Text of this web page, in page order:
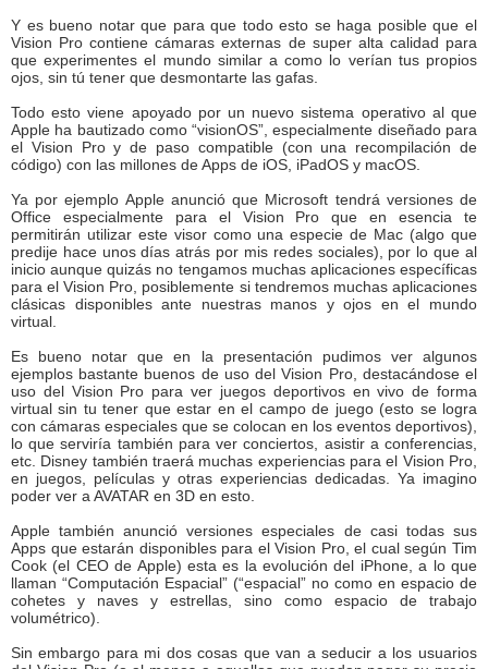
Y es bueno notar que para que todo esto se haga posible que el
Vision Pro contiene cámaras externas de super alta calidad para
que experimentes el mundo similar a como lo verían tus propios
ojos, sin tú tener que desmontarte las gafas.
Todo esto viene apoyado por un nuevo sistema operativo al que
Apple ha bautizado como “visionOS”, especialmente diseñado para
el Vision Pro y de paso compatible (con una recompilación de
código) con las millones de Apps de iOS, iPadOS y macOS.
Ya por ejemplo Apple anunció que Microsoft tendrá versiones de
Office especialmente para el Vision Pro que en esencia te
permitirán utilizar este visor como una especie de Mac (algo que
predije hace unos días atrás por mis redes sociales), por lo que al
inicio aunque quizás no tengamos muchas aplicaciones específicas
para el Vision Pro, posiblemente si tendremos muchas aplicaciones
clásicas disponibles ante nuestras manos y ojos en el mundo
virtual.
Es bueno notar que en la presentación pudimos ver algunos
ejemplos bastante buenos de uso del Vision Pro, destacándose el
uso del Vision Pro para ver juegos deportivos en vivo de forma
virtual sin tu tener que estar en el campo de juego (esto se logra
con cámaras especiales que se colocan en los eventos deportivos),
lo que serviría también para ver conciertos, asistir a conferencias,
etc. Disney también traerá muchas experiencias para el Vision Pro,
en juegos, películas y otras experiencias dedicadas. Ya imagino
poder ver a AVATAR en 3D en esto.
Apple también anunció versiones especiales de casi todas sus
Apps que estarán disponibles para el Vision Pro, el cual según Tim
Cook (el CEO de Apple) esta es la evolución del iPhone, a lo que
llaman “Computación Espacial” (“espacial” no como en espacio de
cohetes y naves y estrellas, sino como espacio de trabajo
volumétrico).
Sin embargo para mi dos cosas que van a seducir a los usuarios